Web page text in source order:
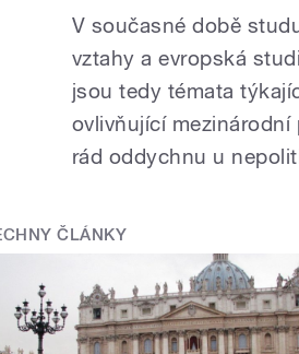
V současné době
vztahy a evropská
jsou tedy témata
ovlivňující
rád oddychnu u
ČLÁNKY